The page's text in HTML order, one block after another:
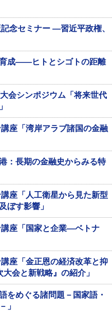
念セミナー ―習近平政権、
成——ヒトとシゴトの距離
会シンポジウム「将来世代
座「湾岸アラブ諸国の金融
：長期の金融史からみる特
座「人工衛星から見た新型
ぼす影響」
座「国家と企業―ベトナ
座「金正恩の経済改革と抑
会と新戦略』の紹介」
をめぐる諸問題－国家語・
」